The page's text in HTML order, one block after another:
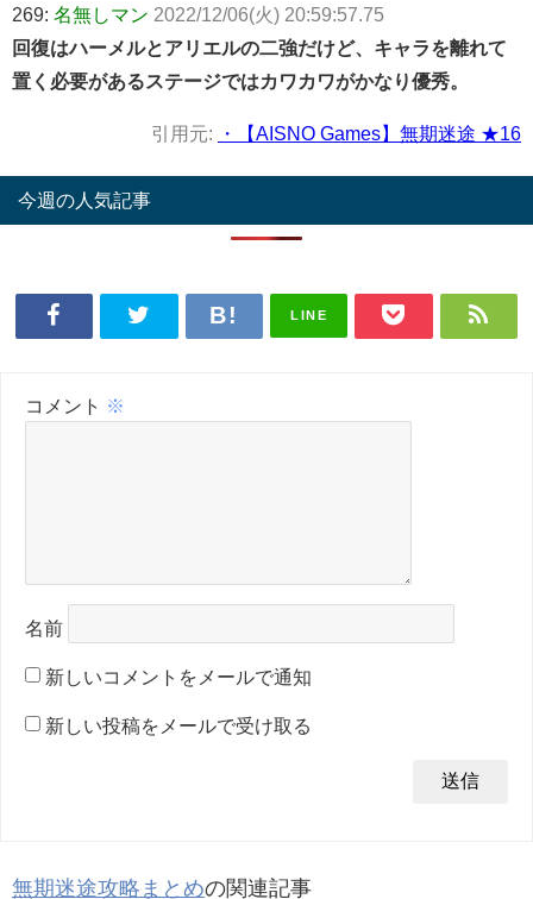
269: 名無しマン 2022/12/06(火) 20:59:57.75
回復はハーメルとアリエルの二強だけど、キャラを離れて
置く必要があるステージではカワカワがかなり優秀。
引用元: ・【AISNO Games】無期迷途 ★16
今週の人気記事
LINE
コメント ※
名前
新しいコメントをメールで通知
新しい投稿をメールで受け取る
無期迷途攻略まとめの関連記事